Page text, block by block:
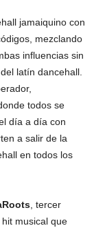
jamaiquino con
mezclando
influencias sin
latín dancehall.
todos se
día a día con
a salir de la
en todos los
, tercer
hit musical que